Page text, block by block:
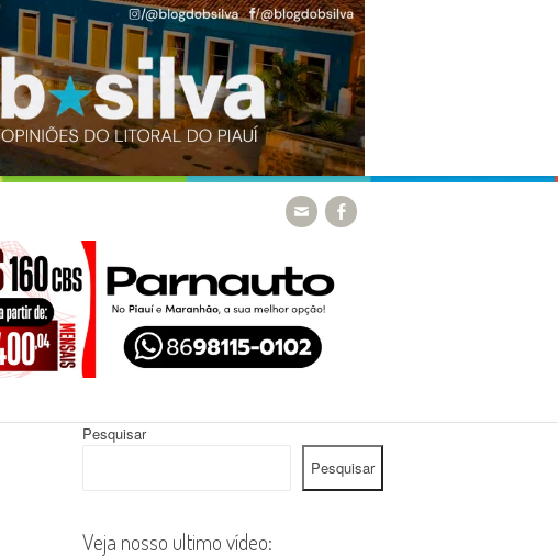
Pesquisar
Pesquisar
Veja nosso ultimo vídeo: